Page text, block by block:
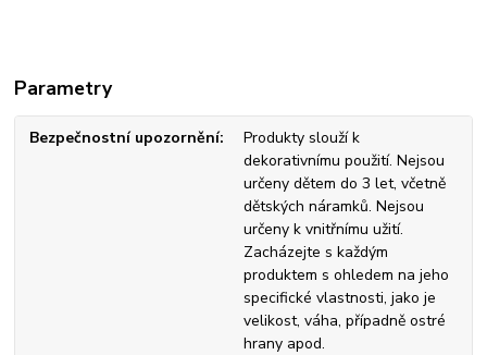
Parametry
Bezpečnostní upozornění
Produkty slouží k
dekorativnímu použití. Nejsou
určeny dětem do 3 let, včetně
dětských náramků. Nejsou
určeny k vnitřnímu užití.
Zacházejte s každým
produktem s ohledem na jeho
specifické vlastnosti, jako je
velikost, váha, případně ostré
hrany apod.